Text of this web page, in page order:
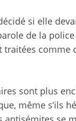
si elle
de la
comme
sont plus
même s’ils